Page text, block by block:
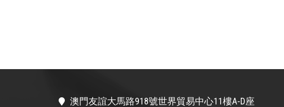
澳門友誼大馬路918號世界貿易中心11樓A-D座